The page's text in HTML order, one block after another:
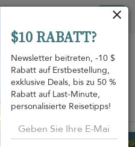
von1.068 USD
$10 RABATT?
Newsletter beitreten, -10 $
Rabatt auf Erstbestellung,
exklusive Deals, bis zu 50 %
Rabatt auf Last-Minute,
personalisierte Reisetipps!